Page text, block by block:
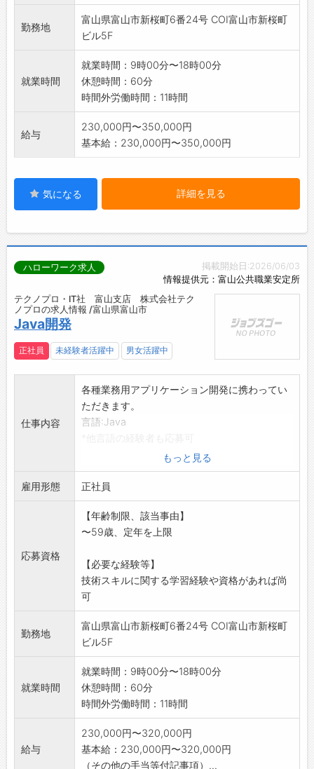
保持者歓迎!
(変更の範囲)会社の定める業務
勤務地
富山県富山市新桜町6番24号 COI富山市新桜町
ビル5F
就業時間
就業時間：9時00分〜18時00分
休憩時間：60分
時間外労働時間：11時間
給与
230,000円〜350,000円
基本給：230,000円〜350,000円
気になる 詳細を見る
掲載開始日:2026/06/03
情報提供元：富山公共職業安定所
ハローワーク求人
テクノプロ・IT社 富山支店 株式会社テク
ノプロの求人情報 /富山県富山市
Java開発
正社員 未経験者活躍中 男女活躍中
仕事内容
各種業務用アプリケーション開発に携わってい
ただきます。
言語:Java
*社内研修(Winスクール、eラーニング)を受けス
キルアップ
を図ることが出来ます。
*資格受験料半額補助(合格時)、資格報奨金制度
テキスト購入費補助制度あり
(変更の範囲)会社の定める業務
もっと見る
雇用形態 正社員
応募資格
【年齢制限、該当事由】
〜59歳、定年を上限
【必要な経験等】
技術スキルに関する学習経験や資格があれば尚
可
勤務地
富山県富山市新桜町6番24号 COI富山市新桜町
ビル5F
就業時間
就業時間：9時00分〜18時00分
休憩時間：60分
時間外労働時間：11時間
給与
230,000円〜320,000円
基本給：230,000円〜320,000円
（その他の手当等付記事項）...